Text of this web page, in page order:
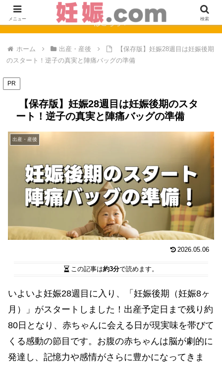
【完全保存版】妊娠0週〜40週のママの症状と赤ちゃんの成長まとめ
はこちら！
ホーム 出産・産後
【保存版】妊娠28週目は妊娠後期
のスタート！逆子の真実と陣痛バッグの準備
PR
【保存版】妊娠28週目は妊娠後期のスタ
ート！逆子の真実と陣痛バッグの準備
出産・産後
2026.05.06
この記事は約3分で読めます。
いよいよ妊娠28週目に入り、「妊娠後期（妊娠8ヶ
月）」がスタートしました！出産予定日まで残り約
80日となり、赤ちゃんに会える日が現実味を帯びて
くる感動の節目です。お腹の赤ちゃんは脳が劇的に
発達し、記憶力や感情がさらに豊かになってきま
メニュー 検索